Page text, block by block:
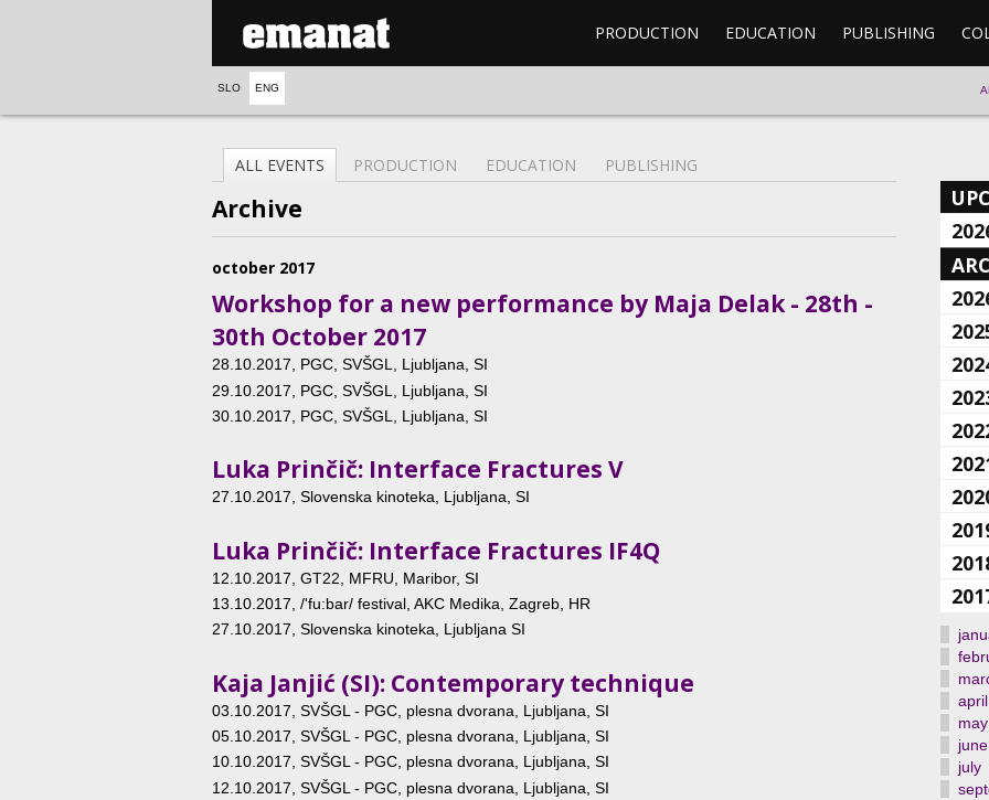
PRODUCTION EDUCATION PUBLISHING
SLO ENG
ALL EVENTS PRODUCTION EDUCATION PUBLISHING
Archive
october 2017
Workshop for a new performance by Maja Delak - 28th -
30th October 2017
28.10.2017, PGC, SVŠGL, Ljubljana, SI
29.10.2017 , PGC, SVŠGL, Ljubljana, SI
30.10.2017 , PGC, SVŠGL, Ljubljana, SI
Luka Prinčič: Interface Fractures V
27.10.2017, Slovenska kinoteka, Ljubljana, SI
Luka Prinčič: Interface Fractures IF4Q
12.10.2017 , GT22, MFRU, Maribor, SI
13.10.2017 , /'fu:bar/ festival, AKC Medika, Zagreb, HR
27.10.2017, Slovenska kinoteka, Ljubljana SI
Kaja Janjić (SI): Contemporary technique
03.10.2017 , SVŠGL - PGC, plesna dvorana, Ljubljana, SI
05.10.2017 , SVŠGL - PGC, plesna dvorana, Ljubljana, SI
10.10.2017, SVŠGL - PGC, plesna dvorana, Ljubljana, SI
12.10.2017 , SVŠGL - PGC, plesna dvorana, Ljubljana, SI
april
may
june
july